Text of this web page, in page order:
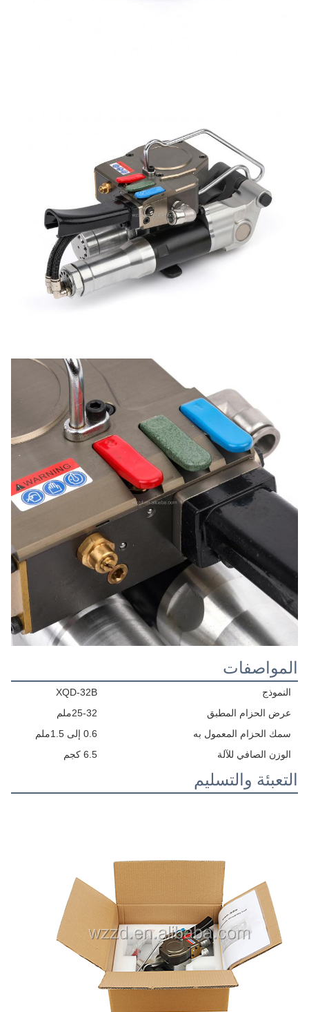
المواصفات
النموذج
XQD-32B
عرض الحزام المطبق
25-32ملم
سمك الحزام المعمول به
0.6 إلى 1.5ملم
الوزن الصافي للآلة
6.5 كجم
التعبئة والتسليم